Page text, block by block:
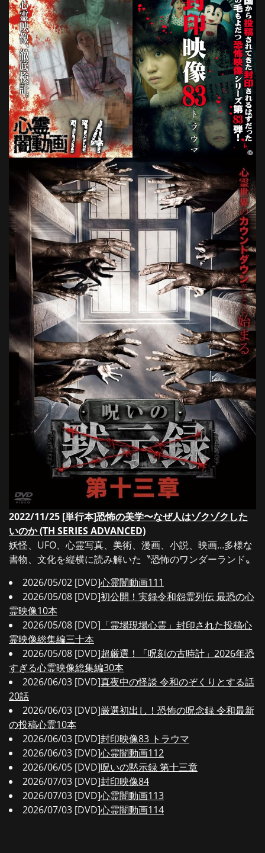
2022/11/25 [単行本]恐怖の美学〜なぜ人はゾクゾクした
いのか (TH SERIES ADVANCED)
妖怪、UFO、心霊写真、美術、漫画、小説、映画…多様な
書物、文化を縦横に読み解いた〝恐怖のワンダーランド〟
2026/05/02 [DVD]心霊闇動画111
2026/05/08 [DVD]初公開！実録令和怨霊列伝 最恐の心
霊映像10本
2026/05/08 [DVD] 「霊場現場心霊」封印された投稿心
霊映像総集編三十本
2026/05/08 [DVD]超厳選！「呪刻の古時計」2026年恐
すぎる心霊映像総集編30本
2026/06/03 [DVD]真夜中の怪談 令和のぞくりとする話
20話
2026/06/03 [DVD]厳選初出し！恐怖の呪念録 令和最新
の投稿心霊10本
2026/06/03 [DVD]封印映像83 トラウマ
2026/06/03 [DVD]心霊闇動画112
2026/06/05 [DVD]呪いの黙示録 第十三章
2026/07/03 [DVD]封印映像84
2026/07/03 [DVD]心霊闇動画113
2026/07/03 [DVD]心霊闇動画114